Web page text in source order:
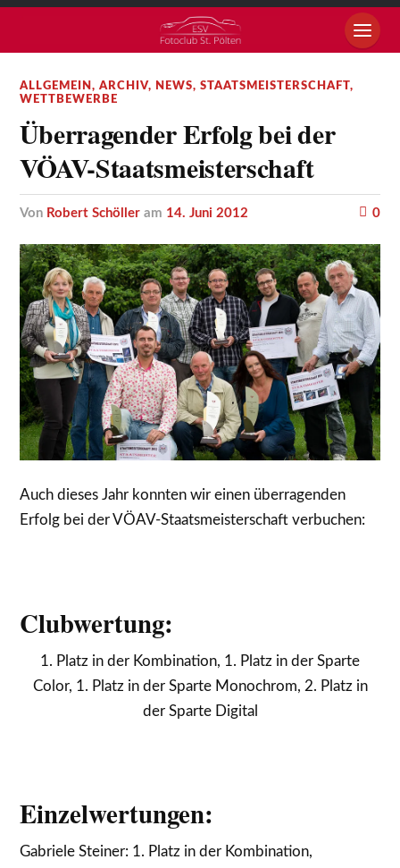
ALLGEMEIN,ARCHIV, NEWS,STAATSMEISTERSCHAFT,
WETTBEWERBE
Überragender Erfolg bei der
VÖAV-Staatsmeisterschaft
von Robert Schöller am 14. Juni 2012 0
Auch dieses Jahr konnten wir einen überragenden
Erfolg bei der VÖAV-Staatsmeisterschaft verbuchen:
Clubwertung:
1. Platz in der Kombination, 1. Platz in der Sparte
Color, 1. Platz in der Sparte Monochrom, 2. Platz in
der Sparte Digital
Einzelwertungen:
Gabriele Steiner: 1. Platz in der Kombination,